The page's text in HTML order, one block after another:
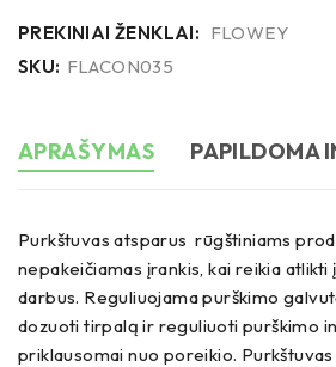
PREKINIAI ŽENKLAI: FLOWEY
SKU: FLACON035
APRAŠYMAS PAPILDOMA
Purkštuvas atsparus rūgštiniams
nepakeičiamas įrankis, kai reikia atlikti
darbus. Reguliuojama purškimo
dozuoti tirpalą ir reguliuoti purškimo
priklausomai nuo poreikio.